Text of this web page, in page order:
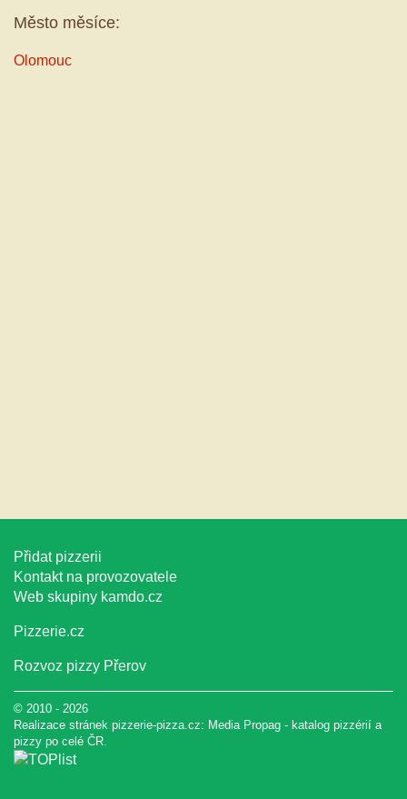
Město měsíce:
Olomouc
Přidat pizzerii
Kontakt na provozovatele
Web skupiny kamdo.cz
Pizzerie.cz
Rozvoz pizzy Přerov
© 2010 - 2026
Realizace stránek pizzerie-pizza.cz: Media Propag - katalog pizzérií a
pizzy po celé ČR.